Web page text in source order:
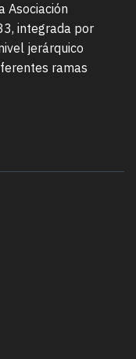
Asociación
integrada por
jerárquico
ramas